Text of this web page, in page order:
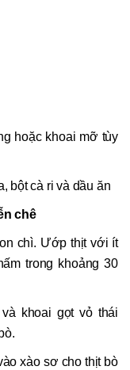
hoặc khoai mỡ tùy
bột cà ri và dầu ăn
chê
chì. Ướp thịt với ít
trong khoảng 30
khoai gọt vỏ thái
xào sơ cho thịt bò